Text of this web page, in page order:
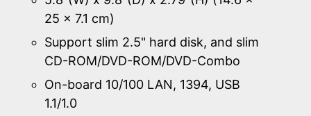
25 x 7.1 cm)
Support slim 2.5" hard disk, and slim
CD-ROM/DVD-ROM/DVD-Combo
On-board 10/100 LAN, 1394, USB
1.1/1.0